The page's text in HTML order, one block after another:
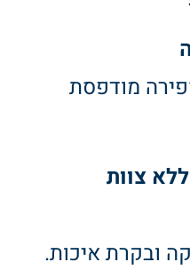
מודפסת
צוות
ובקרת איכות.